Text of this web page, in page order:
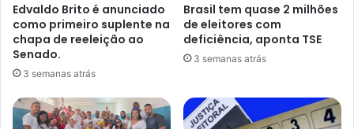
Edvaldo Brito é anunciado
como primeiro suplente na
chapa de reeleição ao
Senado.
3 semanas atrás
Brasil tem quase 2 milhões
de eleitores com
deficiência, aponta TSE
3 semanas atrás